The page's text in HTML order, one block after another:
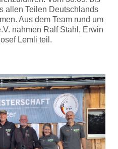
allen Teilen Deutschlands
Aus dem Team rund um
nahmen Ralf Stahl, Erwin
Lemli teil.